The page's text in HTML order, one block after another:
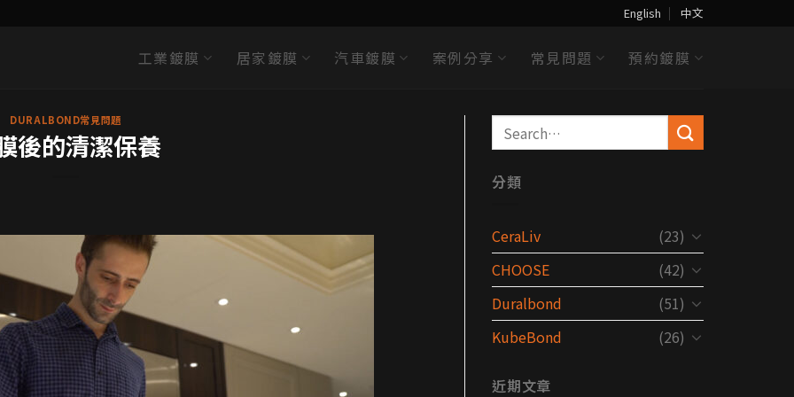
English 中文
工業鍍膜 居家鍍膜 汽車鍍膜 案例分享 常見問題 預約鍍膜
DURALBOND常見問題
後的清潔保養
分類
CeraLiv
(23)
CHOOSE
(42)
Duralbond
(51)
KubeBond
(26)
近期文章